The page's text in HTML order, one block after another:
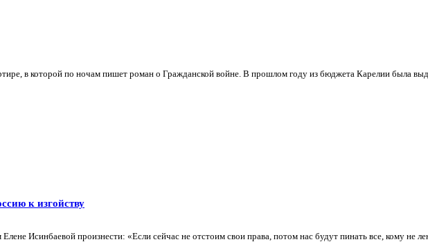
в которой по ночам пишет роман о Гражданской войне. В прошлом году из бюджета Карелии была
к изгойству
Исинбаевой произнести: «Если сейчас не отстоим свои права, потом нас будут пинать все, кому не